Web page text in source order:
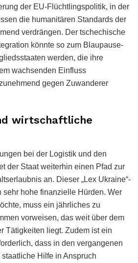
der EU-Flüchtlingspolitik, in der
die humanitären Standards der
verdrängen. Der tschechische
könnte so zum Blaupause-
werden, die ihre
wachsenden Einfluss
gegen Zuwanderer
wirtschaftliche
bei der Logistik und den
der Staat weiterhin einen Pfad zur
an. Dieser „Lex Ukraine“-
sehr hohe finanzielle Hürden. Wer
muss ein jährliches zu
vorweisen, das weit über dem
Tätigkeiten liegt. Zudem ist ein
dass in den vergangenen
Hilfe in Anspruch